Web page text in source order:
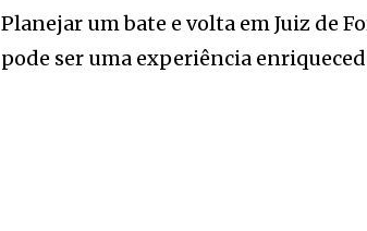
Planejar um bate e volta em Juiz de
pode ser uma experiência